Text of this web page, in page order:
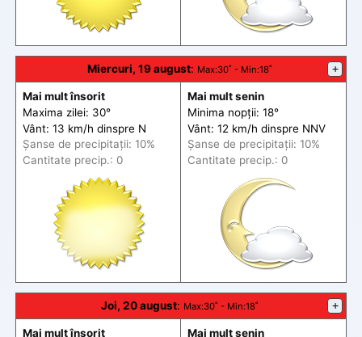
Miercuri, 19 august: Max:30˚ - Min:18˚ +
Mai mult însorit
Maxima zilei: 30°
Vânt: 13 km/h dinspre N
Șanse de precipitații: 10%
Cantitate precip.: 0
Mai mult senin
Minima nopții: 18°
Vânt: 12 km/h dinspre NNV
Șanse de precipitații: 10%
Cantitate precip.: 0
Joi, 20 august: Max:30˚ - Min:18˚ +
Mai mult însorit Mai mult senin